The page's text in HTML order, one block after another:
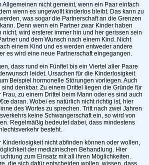
Allgemeinen nicht gemeint, wenn ein Paar einfach
wenn es ungewollt kinderlos bleibt. Das kann zu
was sogar die Partnerschaft an die Grenzen
Denn wenn ein Partner zwar Kinder haben
nicht, wird ersterer immer hin und her gerissen sein
und dem Wunsch nach einem Kind. Nicht
einem Kind und es werden entweder andere
es wird eine neue Partnerschaft eingegangen.
dass rund ein Fünftel bis ein Viertel aller Paare
leidet. Ursachen für die Kinderlosigkeit
Beispiel hormonelle Störungen vorliegen. Auch
denkbar. Zu einem Drittel liegen die Gründe für
zu einem Drittel beim Mann oder es sind auch
daran. Wobei es natürlich nicht richtig ist, hier
des Wortes zu sprechen. Tritt nach zwei Jahren
keine Schwangerschaft ein, so wird von
Regelmäßig bedeutet dabei, dass mindestens
besteht.
Kinderlosigkeit nicht abfinden können oder wollen,
der medizinischen Behandlung. Hier
zum Einsatz mit all ihren Möglichkeiten.
die sich dafür entscheiden wollen, wissen, dass